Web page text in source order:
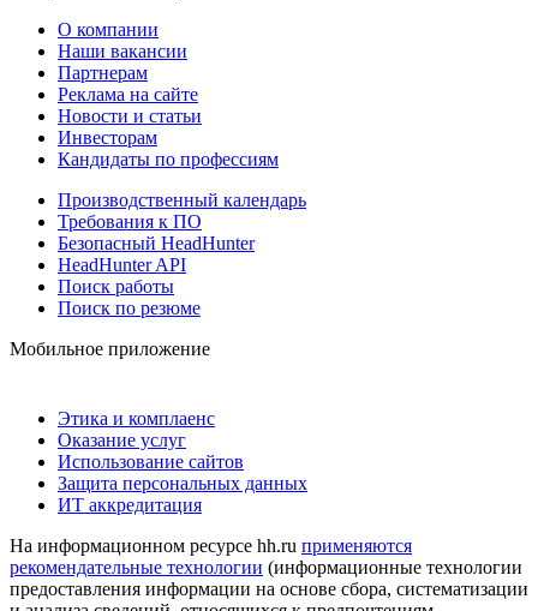
О компании
Наши вакансии
Партнерам
Реклама на сайте
Новости и статьи
Инвесторам
Кандидаты по профессиям
Производственный календарь
Требования к ПО
Безопасный HeadHunter
HeadHunter API
Поиск работы
Поиск по резюме
Мобильное приложение
Этика и комплаенс
Оказание услуг
Использование сайтов
Защита персональных данных
ИТ аккредитация
На информационном ресурсе hh.ru применяются
рекомендательные технологии (информационные технологии
предоставления информации на основе сбора, систематизации